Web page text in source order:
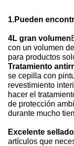
1.Pueden
4L gran volumen
con un volumen
para productos
Tratamiento
se cepilla con
revestimiento
hacer el
de protección
durante mucho
Excelente sellado
artículos que